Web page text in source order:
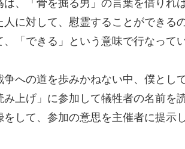
は、「骨を掘る男」の言葉を借りれ
人に対して、慰霊することができ
、「できる」という意味で行なって
争への道を歩みかねない中、僕とし
み上げ」に参加して犠牲者の名前を
をして、参加の意思を主催者に提示